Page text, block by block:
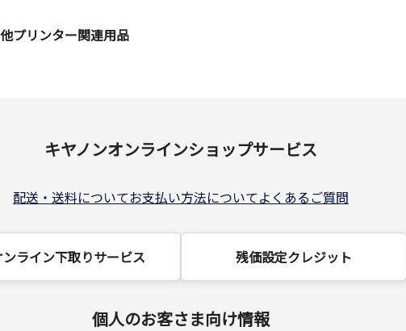
プリンター関連用品
キヤノンオンラインショップサービス
配送・送料についてお支払い方法についてよくあるご質問
ライン下取りサービス 残価設定クレジット
個人のお客さま向け情報